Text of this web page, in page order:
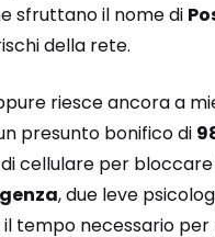
sfruttano il nome di
della rete.
riesce ancora a
presunto bonifico di
cellulare per
, due leve
il tempo necessario